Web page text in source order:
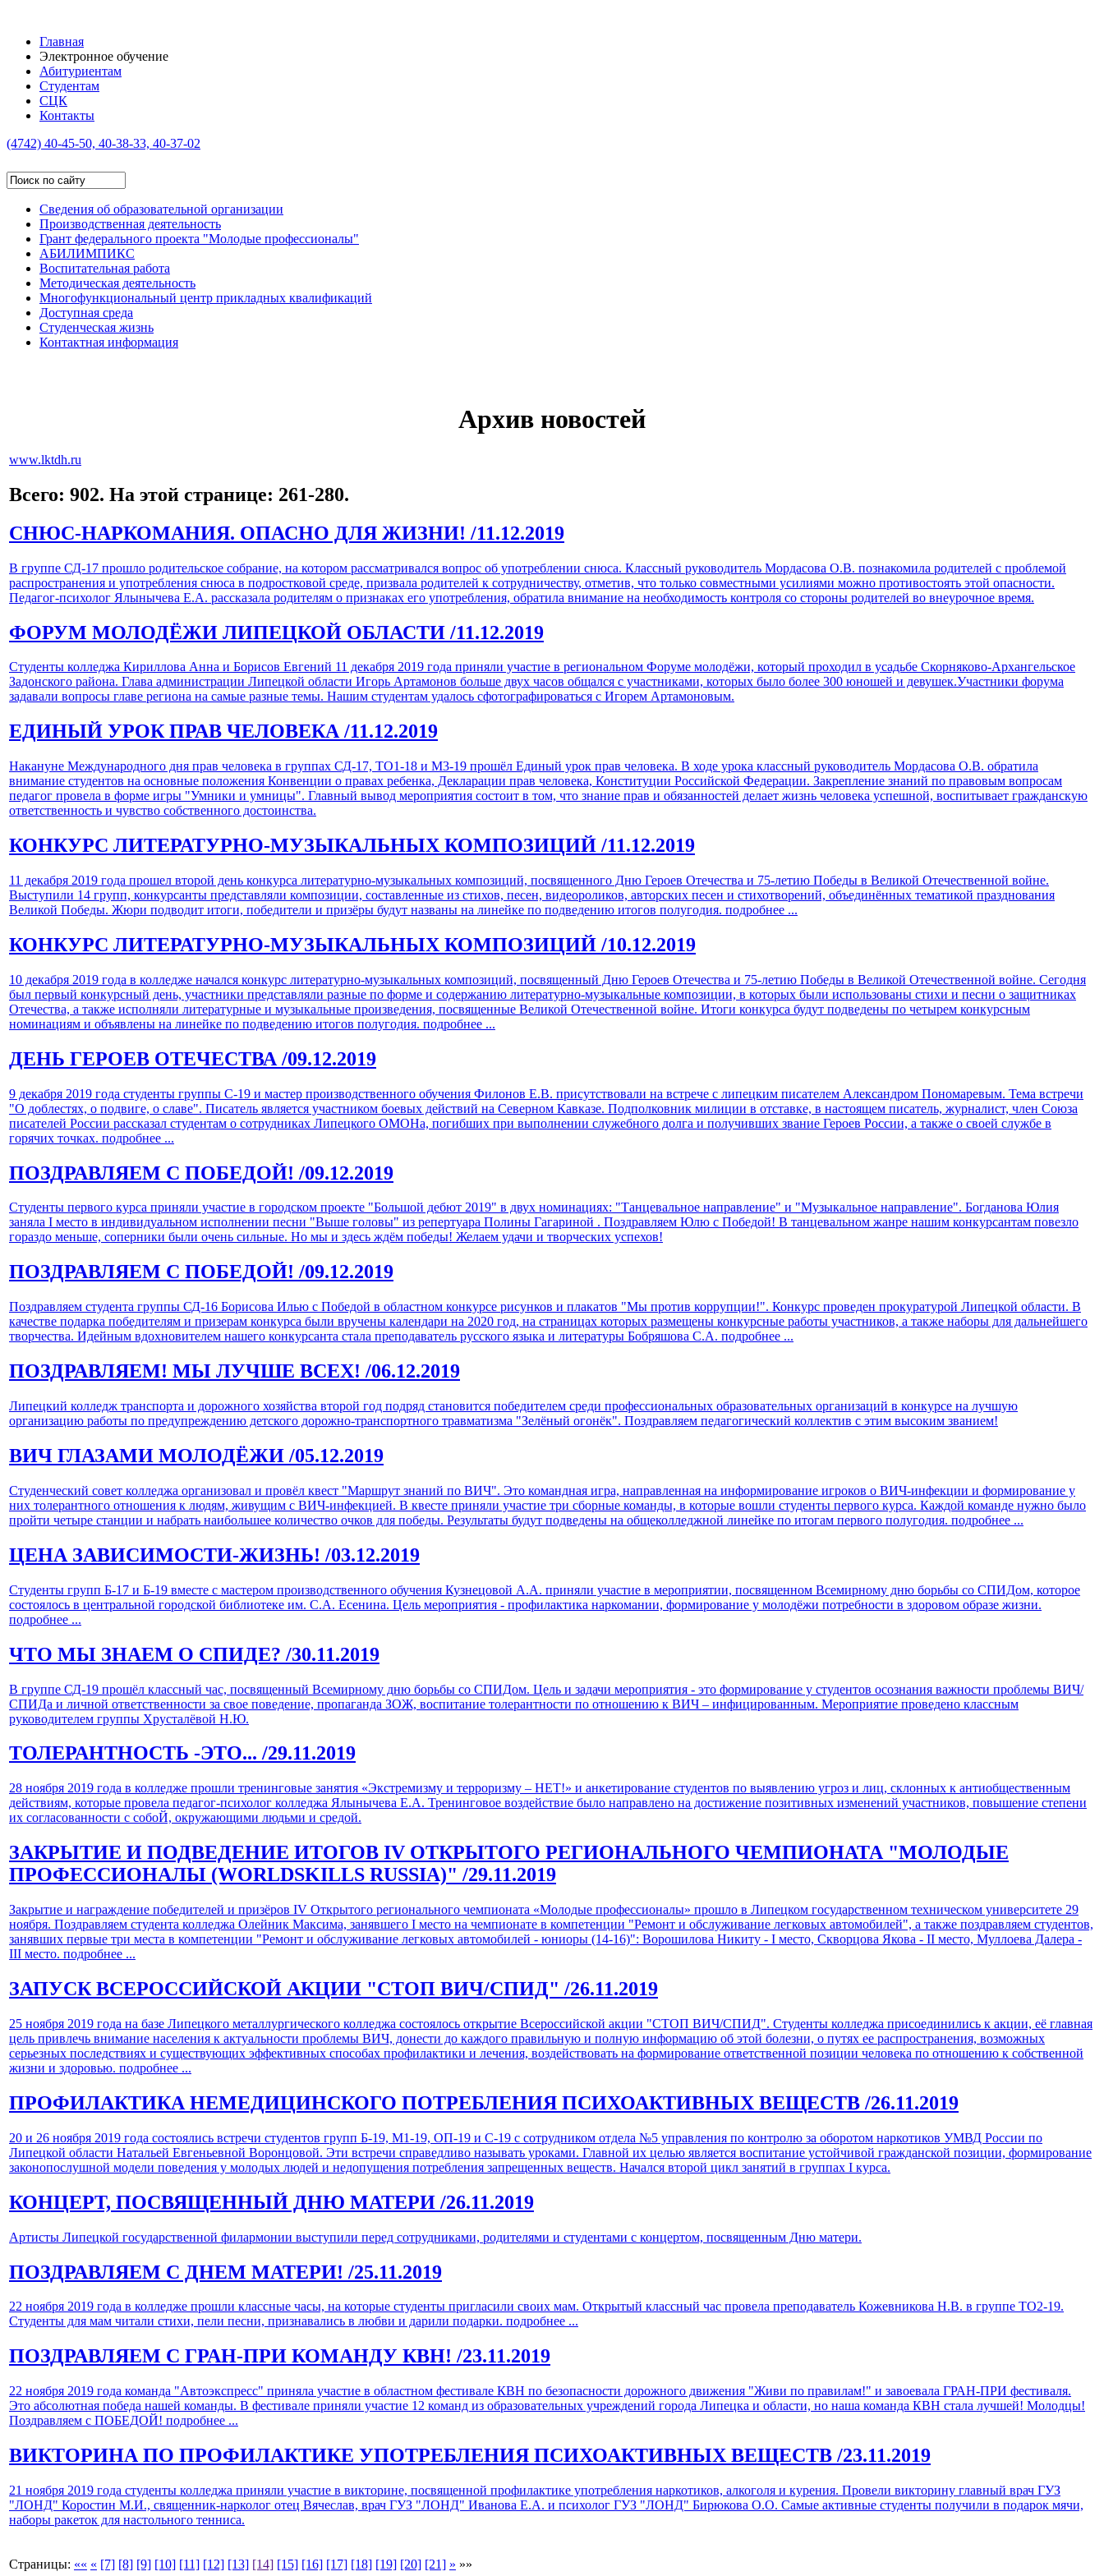
Главная
Электронное обучение
Абитуриентам
Студентам
СЦК
Контакты
(4742) 40-45-50, 40-38-33, 40-37-02
Сведения об образовательной организации
Производственная деятельность
Грант федерального проекта "Молодые профессионалы"
АБИЛИМПИКС
Воспитательная работа
Методическая деятельность
Многофункциональный центр прикладных квалификаций
Доступная среда
Студенческая жизнь
Контактная информация
Архив новостей
www.lktdh.ru
Всего: 902. На этой странице: 261-280.
СНЮС-НАРКОМАНИЯ. ОПАСНО ДЛЯ ЖИЗНИ! /11.12.2019
В группе СД-17 прошло родительское собрание, на котором рассматривался вопрос об употреблении снюса. Классный руководитель Мордасова О.В. познакомила родителей с проблемой
распространения и употребления снюса в подростковой среде, призвала родителей к сотрудничеству, отметив, что только совместными усилиями можно противостоять этой опасности.
Педагог-психолог Ялынычева Е.А. рассказала родителям о признаках его употребления, обратила внимание на необходимость контроля со стороны родителей во внеурочное время.
ФОРУМ МОЛОДЁЖИ ЛИПЕЦКОЙ ОБЛАСТИ /11.12.2019
Студенты колледжа Кириллова Анна и Борисов Евгений 11 декабря 2019 года приняли участие в региональном Форуме молодёжи, который проходил в усадьбе Скорняково-Архангельское
Задонского района. Глава администрации Липецкой области Игорь Артамонов больше двух часов общался с участниками, которых было более 300 юношей и девушек.Участники форума
задавали вопросы главе региона на самые разные темы. Нашим студентам удалось сфотографироваться с Игорем Артамоновым.
ЕДИНЫЙ УРОК ПРАВ ЧЕЛОВЕКА/11.12.2019
Накануне Международного дня прав человека в группах СД-17, ТО1-18 и М3-19 прошёл Единый урок прав человека. В ходе урока классный руководитель Мордасова О.В. обратила
внимание студентов на основные положения Конвенции о правах ребенка, Декларации прав человека, Конституции Российской Федерации. Закрепление знаний по правовым вопросам
педагог провела в форме игры "Умники и умницы". Главный вывод мероприятия состоит в том, что знание прав и обязанностей делает жизнь человека успешной, воспитывает гражданскую
ответственность и чувство собственного достоинства.
КОНКУРС ЛИТЕРАТУРНО-МУЗЫКАЛЬНЫХ КОМПОЗИЦИЙ /11.12.2019
11 декабря 2019 года прошел второй день конкурса литературно-музыкальных композиций, посвященного Дню Героев Отечества и 75-летию Победы в Великой Отечественной войне.
Выступили 14 групп, конкурсанты представляли композиции, составленные из стихов, песен, видеороликов, авторских песен и стихотворений, объединённых тематикой празднования
Великой Победы. Жюри подводит итоги, победители и призёры будут названы на линейке по подведению итогов полугодия. подробнее ...
КОНКУРС ЛИТЕРАТУРНО-МУЗЫКАЛЬНЫХ КОМПОЗИЦИЙ /10.12.2019
10 декабря 2019 года в колледже начался конкурс литературно-музыкальных композиций, посвященный Дню Героев Отечества и 75-летию Победы в Великой Отечественной войне. Сегодня
был первый конкурсный день, участники представляли разные по форме и содержанию литературно-музыкальные композиции, в которых были использованы стихи и песни о защитниках
Отечества, а также исполняли литературные и музыкальные произведения, посвященные Великой Отечественной войне. Итоги конкурса будут подведены по четырем конкурсным
номинациям и объявлены на линейке по подведению итогов полугодия. подробнее ...
ДЕНЬ ГЕРОЕВ ОТЕЧЕСТВА /09.12.2019
9 декабря 2019 года студенты группы С-19 и мастер производственного обучения Филонов Е.В. присутствовали на встрече с липецким писателем Александром Пономаревым. Тема встречи
"О доблестях, о подвиге, о славе". Писатель является участником боевых действий на Северном Кавказе. Подполковник милиции в отставке, в настоящем писатель, журналист, член Союза
писателей России рассказал студентам о сотрудниках Липецкого ОМОНа, погибших при выполнении служебного долга и получивших звание Героев России, а также о своей службе в
горячих точках. подробнее ...
ПОЗДРАВЛЯЕМ С ПОБЕДОЙ! /09.12.2019
Студенты первого курса приняли участие в городском проекте "Большой дебют 2019" в двух номинациях: "Танцевальное направление" и "Музыкальное направление". Богданова Юлия
заняла I место в индивидуальном исполнении песни "Выше головы" из репертуара Полины Гагариной . Поздравляем Юлю с Победой! В танцевальном жанре нашим конкурсантам повезло
гораздо меньше, соперники были очень сильные. Но мы и здесь ждём победы! Желаем удачи и творческих успехов!
ПОЗДРАВЛЯЕМ С ПОБЕДОЙ! /09.12.2019
Поздравляем студента группы СД-16 Борисова Илью с Победой в областном конкурсе рисунков и плакатов "Мы против коррупции!". Конкурс проведен прокуратурой Липецкой области. В
качестве подарка победителям и призерам конкурса были вручены календари на 2020 год, на страницах которых размещены конкурсные работы участников, а также наборы для дальнейшего
творчества. Идейным вдохновителем нашего конкурсанта стала преподаватель русского языка и литературы Бобряшова С.А. подробнее ...
ПОЗДРАВЛЯЕМ! МЫ ЛУЧШЕ ВСЕХ! /06.12.2019
Липецкий колледж транспорта и дорожного хозяйства второй год подряд становится победителем среди профессиональных образовательных организаций в конкурсе на лучшую
организацию работы по предупреждению детского дорожно-транспортного травматизма "Зелёный огонёк". Поздравляем педагогический коллектив с этим высоким званием!
ВИЧ ГЛАЗАМИ МОЛОДЁЖИ /05.12.2019
Студенческий совет колледжа организовал и провёл квест "Маршрут знаний по ВИЧ". Это командная игра, направленная на информирование игроков о ВИЧ-инфекции и формирование у
них толерантного отношения к людям, живущим с ВИЧ-инфекцией. В квесте приняли участие три сборные команды, в которые вошли студенты первого курса. Каждой команде нужно было
пройти четыре станции и набрать наибольшее количество очков для победы. Результаты будут подведены на общеколледжной линейке по итогам первого полугодия. подробнее ...
ЦЕНА ЗАВИСИМОСТИ-ЖИЗНЬ! /03.12.2019
Студенты групп Б-17 и Б-19 вместе с мастером производственного обучения Кузнецовой А.А. приняли участие в мероприятии, посвященном Всемирному дню борьбы со СПИДом, которое
состоялось в центральной городской библиотеке им. С.А. Есенина. Цель мероприятия - профилактика наркомании, формирование у молодёжи потребности в здоровом образе жизни.
подробнее ...
ЧТО МЫ ЗНАЕМ О СПИДЕ? /30.11.2019
В группе СД-19 прошёл классный час, посвященный Всемирному дню борьбы со СПИДом. Цель и задачи мероприятия - это формирование у студентов осознания важности проблемы ВИЧ/
СПИДа и личной ответственности за свое поведение, пропаганда ЗОЖ, воспитание толерантности по отношению к ВИЧ – инфицированным. Мероприятие проведено классным
руководителем группы Хрусталёвой Н.Ю.
ТОЛЕРАНТНОСТЬ -ЭТО... /29.11.2019
28 ноября 2019 года в колледже прошли тренинговые занятия «Экстремизму и терроризму – НЕТ!» и анкетирование студентов по выявлению угроз и лиц, склонных к антиобщественным
действиям, которые провела педагог-психолог колледжа Ялынычева Е.А. Тренинговое воздействие было направлено на достижение позитивных изменений участников, повышение степени
их согласованности с собоЙ, окружающими людьми и средой.
ЗАКРЫТИЕ И ПОДВЕДЕНИЕ ИТОГОВ IV ОТКРЫТОГО РЕГИОНАЛЬНОГО ЧЕМПИОНАТА "МОЛОДЫЕ
ПРОФЕССИОНАЛЫ (WORLDSKILLS RUSSIA)" /29.11.2019
Закрытие и награждение победителей и призёров IV Открытого регионального чемпионата «Молодые профессионалы» прошло в Липецком государственном техническом университете 29
ноября. Поздравляем студента колледжа Олейник Максима, занявшего I место на чемпионате в компетенции "Ремонт и обслуживание легковых автомобилей", а также поздравляем студентов,
занявших первые три места в компетенции "Ремонт и обслуживание легковых автомобилей - юниоры (14-16)": Ворошилова Никиту - I место, Скворцова Якова - II место, Муллоева Далера -
III место. подробнее ...
ЗАПУСК ВСЕРОССИЙСКОЙ АКЦИИ "СТОП ВИЧ/СПИД" /26.11.2019
25 ноября 2019 года на базе Липецкого металлургического колледжа состоялось открытие Всероссийской акции "СТОП ВИЧ/СПИД". Студенты колледжа присоединились к акции, её главная
цель привлечь внимание населения к актуальности проблемы ВИЧ, донести до каждого правильную и полную информацию об этой болезни, о путях ее распространения, возможных
серьезных последствиях и существующих эффективных способах профилактики и лечения, воздействовать на формирование ответственной позиции человека по отношению к собственной
жизни и здоровью. подробнее ...
ПРОФИЛАКТИКА НЕМЕДИЦИНСКОГО ПОТРЕБЛЕНИЯ ПСИХОАКТИВНЫХ ВЕЩЕСТВ /26.11.2019
20 и 26 ноября 2019 года состоялись встречи студентов групп Б-19, М1-19, ОП-19 и С-19 с сотрудником отдела №5 управления по контролю за оборотом наркотиков УМВД России по
Липецкой области Натальей Евгеньевной Воронцовой. Эти встречи справедливо называть уроками. Главной их целью является воспитание устойчивой гражданской позиции, формирование
законопослушной модели поведения у молодых людей и недопущения потребления запрещенных веществ. Начался второй цикл занятий в группах I курса.
КОНЦЕРТ, ПОСВЯЩЕННЫЙ ДНЮ МАТЕРИ /26.11.2019
Артисты Липецкой государственной филармонии выступили перед сотрудниками, родителями и студентами с концертом, посвященным Дню матери.
ПОЗДРАВЛЯЕМ С ДНЕМ МАТЕРИ! /25.11.2019
22 ноября 2019 года в колледже прошли классные часы, на которые студенты пригласили своих мам. Открытый классный час провела преподаватель Кожевникова Н.В. в группе ТО2-19.
Студенты для мам читали стихи, пели песни, признавались в любви и дарили подарки. подробнее ...
ПОЗДРАВЛЯЕМ С ГРАН-ПРИ КОМАНДУ КВН! /23.11.2019
22 ноября 2019 года команда "Автоэкспресс" приняла участие в областном фестивале КВН по безопасности дорожного движения "Живи по правилам!" и завоевала ГРАН-ПРИ фестиваля.
Это абсолютная победа нашей команды. В фестивале приняли участие 12 команд из образовательных учреждений города Липецка и области, но наша команда КВН стала лучшей! Молодцы!
Поздравляем с ПОБЕДОЙ! подробнее ...
ВИКТОРИНА ПО ПРОФИЛАКТИКЕ УПОТРЕБЛЕНИЯ ПСИХОАКТИВНЫХ ВЕЩЕСТВ /23.11.2019
21 ноября 2019 года студенты колледжа приняли участие в викторине, посвященной профилактике употребления наркотиков, алкоголя и курения. Провели викторину главный врач ГУЗ
"ЛОНД" Коростин М.И., священник-нарколог отец Вячеслав, врач ГУЗ "ЛОНД" Иванова Е.А. и психолог ГУЗ "ЛОНД" Бирюкова О.О. Самые активные студенты получили в подарок мячи,
наборы ракеток для настольного тенниса.
Страницы: «« « [7] [8] [9] [10] [11] [12] [13] [14] [15] [16] [17] [18] [19] [20] [21] » »»